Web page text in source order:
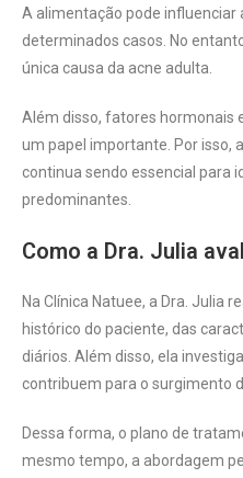
A alimentação pode influenciar
determinados casos. No
única causa da acne adulta.
Além disso, fatores hormonais
um papel importante. Por isso,
continua sendo essencial para
predominantes.
Como a Dra. Julia
Na Clínica Natuee, a Dra. Julia
histórico do paciente, das
diários. Além disso, ela
contribuem para o surgimento
Dessa forma, o plano de
mesmo tempo, a abordagem